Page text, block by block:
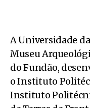
A Universidade
Museu
do Fundão,
o Instituto
Instituto